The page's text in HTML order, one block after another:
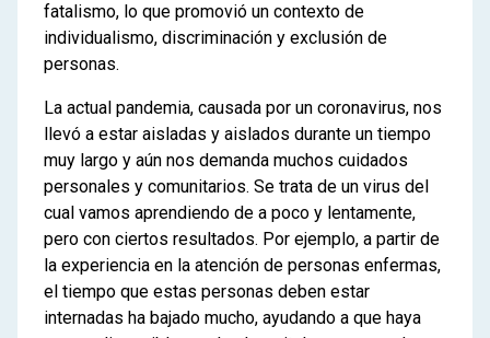
fatalismo, lo que promovió un contexto de
individualismo, discriminación y exclusión de
personas.
La actual pandemia, causada por un coronavirus, nos
llevó a estar aisladas y aislados durante un tiempo
muy largo y aún nos demanda muchos cuidados
personales y comunitarios. Se trata de un virus del
cual vamos aprendiendo de a poco y lentamente,
pero con ciertos resultados. Por ejemplo, a partir de
la experiencia en la atención de personas enfermas,
el tiempo que estas personas deben estar
internadas ha bajado mucho, ayudando a que haya